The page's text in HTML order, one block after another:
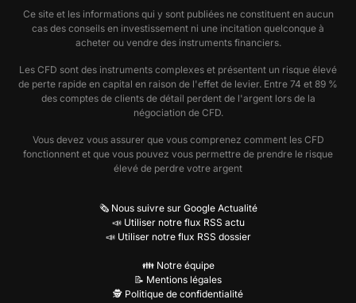
Ce site et les informations qui y sont publiées ne constituent en aucun
cas des conseils en investissement ni une incitation quelconque à
acheter ou vendre des instruments financiers.
Les CFD sont des instruments complexes et présentent un risque élevé
de perte rapide en capital en raison de l'effet de levier. Entre 74 et 89 %
des comptes de clients de détail perdent de l'argent lors de la
négociation de CFD.
Vous devez vous assurer que vous comprenez comment les CFD
fonctionnent et que vous pouvez vous permettre de prendre le risque
élevé de perdre votre argent
🗞️ Nous suivre sur Google Actualité
📣 Utiliser notre flux RSS actu
📣 Utiliser notre flux RSS dossier
👪 Notre équipe
📝 Mentions légales
🕵️ Politique de confidentialité